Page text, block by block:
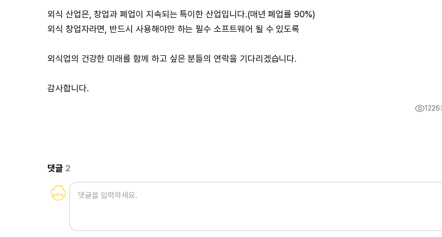
외식 산업은, 창업과 폐업이 지속되는 특이한 산업입니다.(매년 폐업률 90%)
외식 창업자라면, 반드시 사용해야만 하는 필수 소프트웨어 될 수 있도록
외식업의 건강한 미래를 함께 하고 싶은 분들의 연락을 기다리겠습니다.
감사합니다.
1226
댓글 2